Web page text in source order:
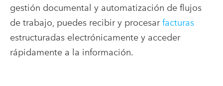
gestión documental y automatización de flujos
de trabajo, puedes recibir y procesarfacturas
estructuradas electrónicamente y acceder
rápidamente a la información.